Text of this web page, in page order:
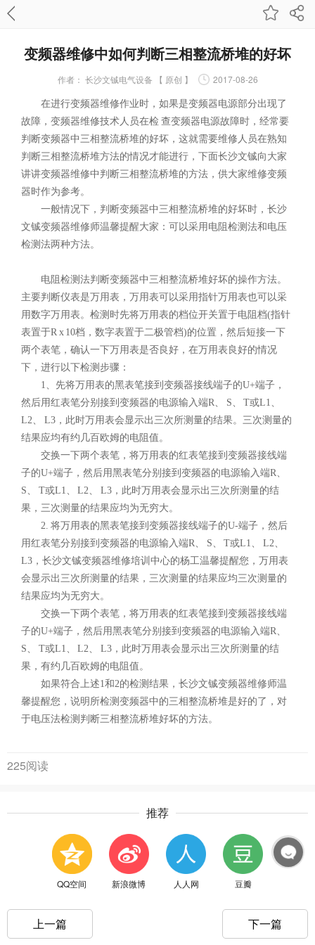
变频器维修中如何判断三相整流桥堆的好坏
作者： 长沙文铖电气设备 【 原创 】 2017-08-26
在进行变频器维修作业时，如果是变频器电源部分出现了
故障，变频器维修技术人员在检 查变频器电源故障时，经常要
判断变频器中三相整流桥堆的好坏，这就需要维修人员在熟知
判断三相整流桥堆方法的情况才能进行，下面长沙文铖向大家
讲讲变频器维修中判断三相整流桥堆的方法，供大家维修变频
器时作为参考。
一般情况下，判断变频器中三相整流桥堆的好坏时，长沙
文铖变频器维修师温馨提醒大家：可以采用电阻检测法和电压
检测法两种方法。
电阻检测法判断变频器中三相整流桥堆好坏的操作方法。
主要判断仪表是万用表，万用表可以采用指针万用表也可以采
用数字万用表。检测时先将万用表的档位开关置于电阻档(指针
表置于R x 10档，数字表置于二极管档)的位置，然后短接一下
两个表笔，确认一下万用表是否良好，在万用表良好的情况
下，进行以下检测步骤：
1、先将万用表的黑表笔接到变频器接线端子的U+端子，
然后用红表笔分别接到变频器的电源输入端R、 S、 T或L1、
L2、 L3，此时万用表会显示出三次所测量的结果。三次测量的
结果应均有约几百欧姆的电阻值。
交换一下两个表笔，将万用表的红表笔接到变频器接线端
子的U+端子，然后用黑表笔分别接到变频器的电源输入端R、
S、 T或L1、 L2、 L3，此时万用表会显示出三次所测量的结
果，三次测量的结果应均为无穷大。
2. 将万用表的黑表笔接到变频器接线端子的U-端子，然后
用红表笔分别接到变频器的电源输入端R、 S、 T或L1、 L2、
L3，长沙文铖变频器维修培训中心的杨工温馨提醒您，万用表
会显示出三次所测量的结果，三次测量的结果应均三次测量的
结果应均为无穷大。
交换一下两个表笔，将万用表的红表笔接到变频器接线端
子的U+端子，然后用黑表笔分别接到变频器的电源输入端R、
S、 T或L1、 L2、 L3，此时万用表会显示出三次所测量的结
果，有约几百欧姆的电阻值。
如果符合上述1和2的检测结果，长沙文铖变频器维修师温
馨提醒您，说明所检测变频器中的三相整流桥堆是好的了，对
于电压法检测判断三相整流桥堆好坏的方法。
225阅读
推荐
QQ空间 新浪微博 人人网 豆瓣
上一篇 下一篇